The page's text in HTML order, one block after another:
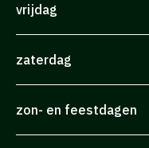
vrijdag
zaterdag
zon- en feestdagen